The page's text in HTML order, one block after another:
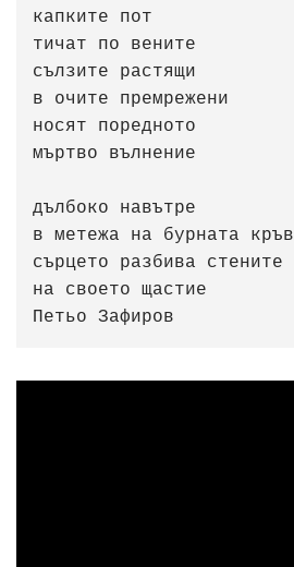
капките пот
тичат по вените
сълзите растящи
в очите премрежени
носят поредното
мъртво вълнение
дълбоко навътре
в метежа на бурната кръв
сърцето разбива стените
на своето щастие
Петьо Зафиров